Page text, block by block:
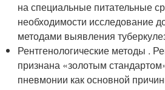
на специальные питательные
необходимости исследование
методами выявления
Рентгенологические методы .
признана «золотым
пневмонии как основной